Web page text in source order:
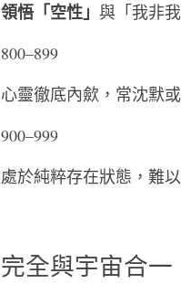
領悟「空性」 與「我非
800–899
心靈徹底內歛，常沈
900–999
處於純粹存在狀態，
完全與宇宙合